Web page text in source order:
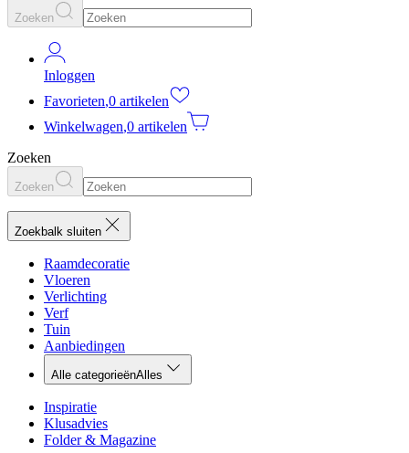
Zoeken
Inloggen
Favorieten,0 artikelen
Winkelwagen,0 artikelen
Zoeken
Zoeken
Zoekbalk sluiten
Raamdecoratie
Vloeren
Verlichting
Verf
Tuin
Aanbiedingen
Alle categorieënAlles
Inspiratie
Klusadvies
Folder & Magazine